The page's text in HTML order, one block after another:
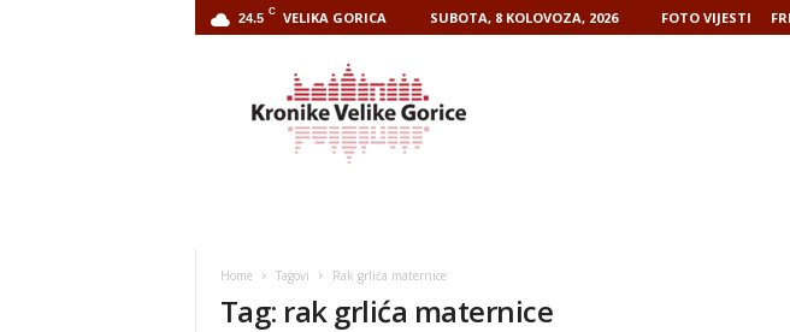
24.5 C VELIKA GORICA SUBOTA, 8 KOLOVOZA, 2026 FOTO VIJESTI
Home Tagovi Rak grlića maternice
Tag: rak grlića maternice